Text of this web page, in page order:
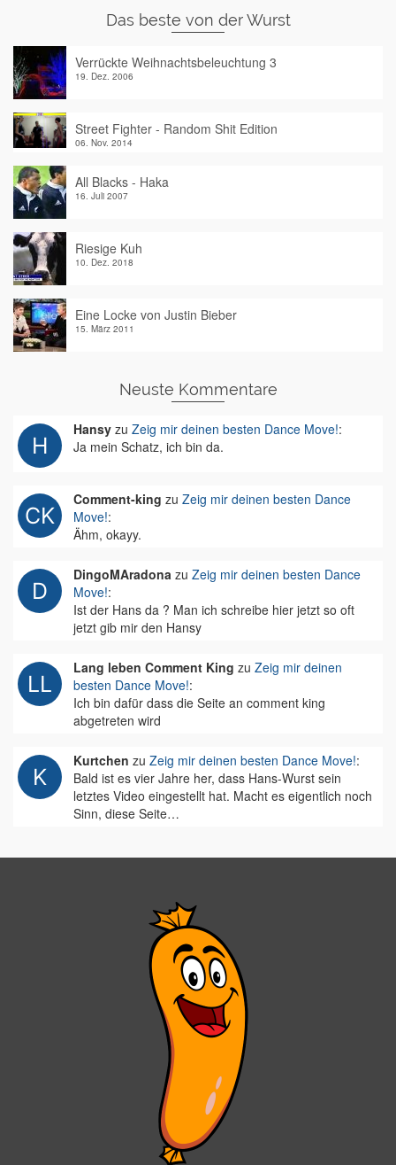
Das beste von der Wurst
Verrückte Weihnachtsbeleuchtung 3
19. Dez. 2006
Street Fighter - Random Shit Edition
06. Nov. 2014
All Blacks - Haka
16. Juli 2007
Riesige Kuh
10. Dez. 2018
Eine Locke von Justin Bieber
15. März 2011
Neuste Kommentare
Hansy zu Zeig mir deinen besten Dance Move!:
Ja mein Schatz, ich bin da.
Comment-king zu Zeig mir deinen besten Dance
Move!:
Ähm, okayy.
DingoMAradona zu Zeig mir deinen besten Dance
Move!:
Ist der Hans da ? Man ich schreibe hier jetzt so oft
jetzt gib mir den Hansy
Lang leben Comment King zu Zeig mir deinen
besten Dance Move!:
Ich bin dafür dass die Seite an comment king
abgetreten wird
Kurtchen zu Zeig mir deinen besten Dance Move!:
Bald ist es vier Jahre her, dass Hans-Wurst sein
letztes Video eingestellt hat. Macht es eigentlich noch
Sinn, diese Seite…